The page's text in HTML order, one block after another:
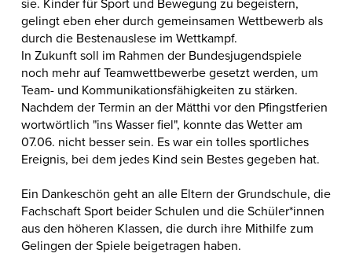
sie. Kinder für Sport und Bewegung zu begeistern,
gelingt eben eher durch gemeinsamen Wettbewerb als
durch die Bestenauslese im Wettkampf.
In Zukunft soll im Rahmen der Bundesjugendspiele
noch mehr auf Teamwettbewerbe gesetzt werden, um
Team- und Kommunikationsfähigkeiten zu stärken.
Nachdem der Termin an der Mätthi vor den Pfingstferien
wortwörtlich "ins Wasser fiel", konnte das Wetter am
07.06. nicht besser sein. Es war ein tolles sportliches
Ereignis, bei dem jedes Kind sein Bestes gegeben hat.
Ein Dankeschön geht an alle Eltern der Grundschule, die
Fachschaft Sport beider Schulen und die Schüler*innen
aus den höheren Klassen, die durch ihre Mithilfe zum
Gelingen der Spiele beigetragen haben.